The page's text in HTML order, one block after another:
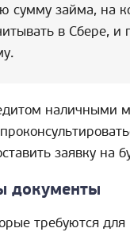
сумму займа, на
в Сбере, и
наличными
заявку на
документы
требуются для